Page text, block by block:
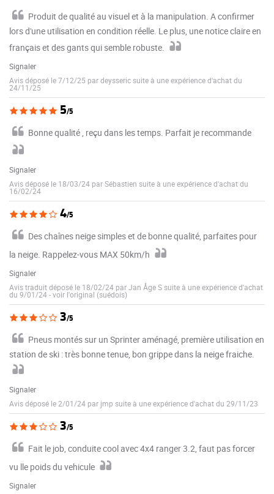
Produit de qualité au visuel et à la manipulation. A confirmer
lors d'une utilisation en condition réelle. Le plus, une notice claire en
français et des gants qui semble robuste.
Signaler
Avis déposé le 7/12/25 par deysseric suite à une expérience d'achat du
24/11/25
5/5
Bonne qualité , reçu dans les temps. Parfait je recommande
Signaler
Avis déposé le 18/03/24 par Sébastien suite à une expérience d'achat du
16/02/24
4/5
Des chaînes neige simples et de bonne qualité, parfaites pour
la neige. Rappelez-vous MAX 50km/h
Signaler
Avis traduit déposé le 18/02/24 par Jan Åge S suite à une expérience d'achat
du 9/01/24-voir l'original (suédois)
3/5
Pneus montés sur un Sprinter aménagé, première utilisation en
station de ski : très bonne tenue, bon grippe dans la neige fraiche.
Signaler
Avis déposé le 2/01/24 par jmp suite à une expérience d'achat du 29/11/23
3/5
Fait le job, conduite cool avec 4x4 ranger 3.2, faut pas forcer
vu lle poids du vehicule
Signaler